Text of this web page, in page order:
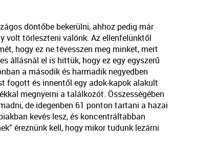
döntőbe bekerülni, ahhoz pedig már
volt törleszteni valónk. Az ellenfelünktől
hogy ez ne tévesszen meg minket, mert
állásnál el is hittük, hogy ez egy egyszerű
a második és harmadik negyedben
fogott és innentől egy adok-kapok alakult
megnyerni a találkozót. Összességében
de idegenben 61 ponton tartani a hazai
kevés lesz, és koncentráltabban
éreznünk kell, hogy mikor tudunk lezárni